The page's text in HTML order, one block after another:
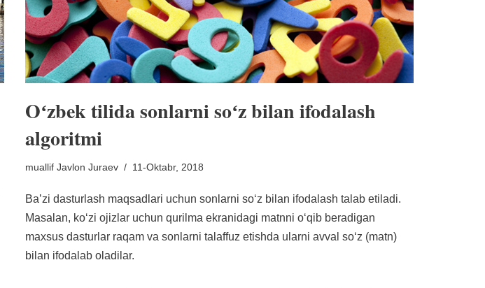
Oʻzbek tilida sonlarni soʻz bilan ifodalash
algoritmi
muallif Javlon Juraev 11-Oktabr, 2018
Baʼzi dasturlash maqsadlari uchun sonlarni soʻz bilan ifodalash talab etiladi.
Masalan, koʻzi ojizlar uchun qurilma ekranidagi matnni oʻqib beradigan
maxsus dasturlar raqam va sonlarni talaffuz etishda ularni avval soʻz (matn)
bilan ifodalab oladilar.